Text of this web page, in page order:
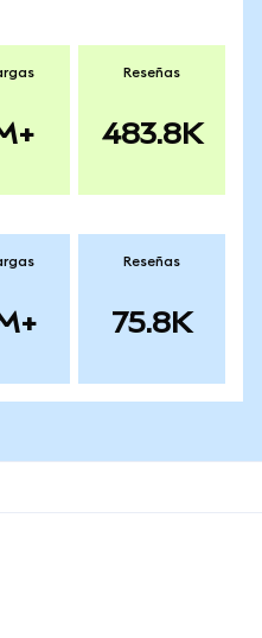
Reseñas
483.8K
Reseñas
75.8K